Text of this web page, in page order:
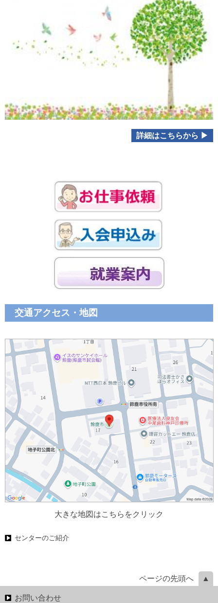
詳細はこちらから ▶
交通アクセス・地図
大きな地図はこちらをクリック
センターのご紹介
ページの先頭へ
お問い合わせ